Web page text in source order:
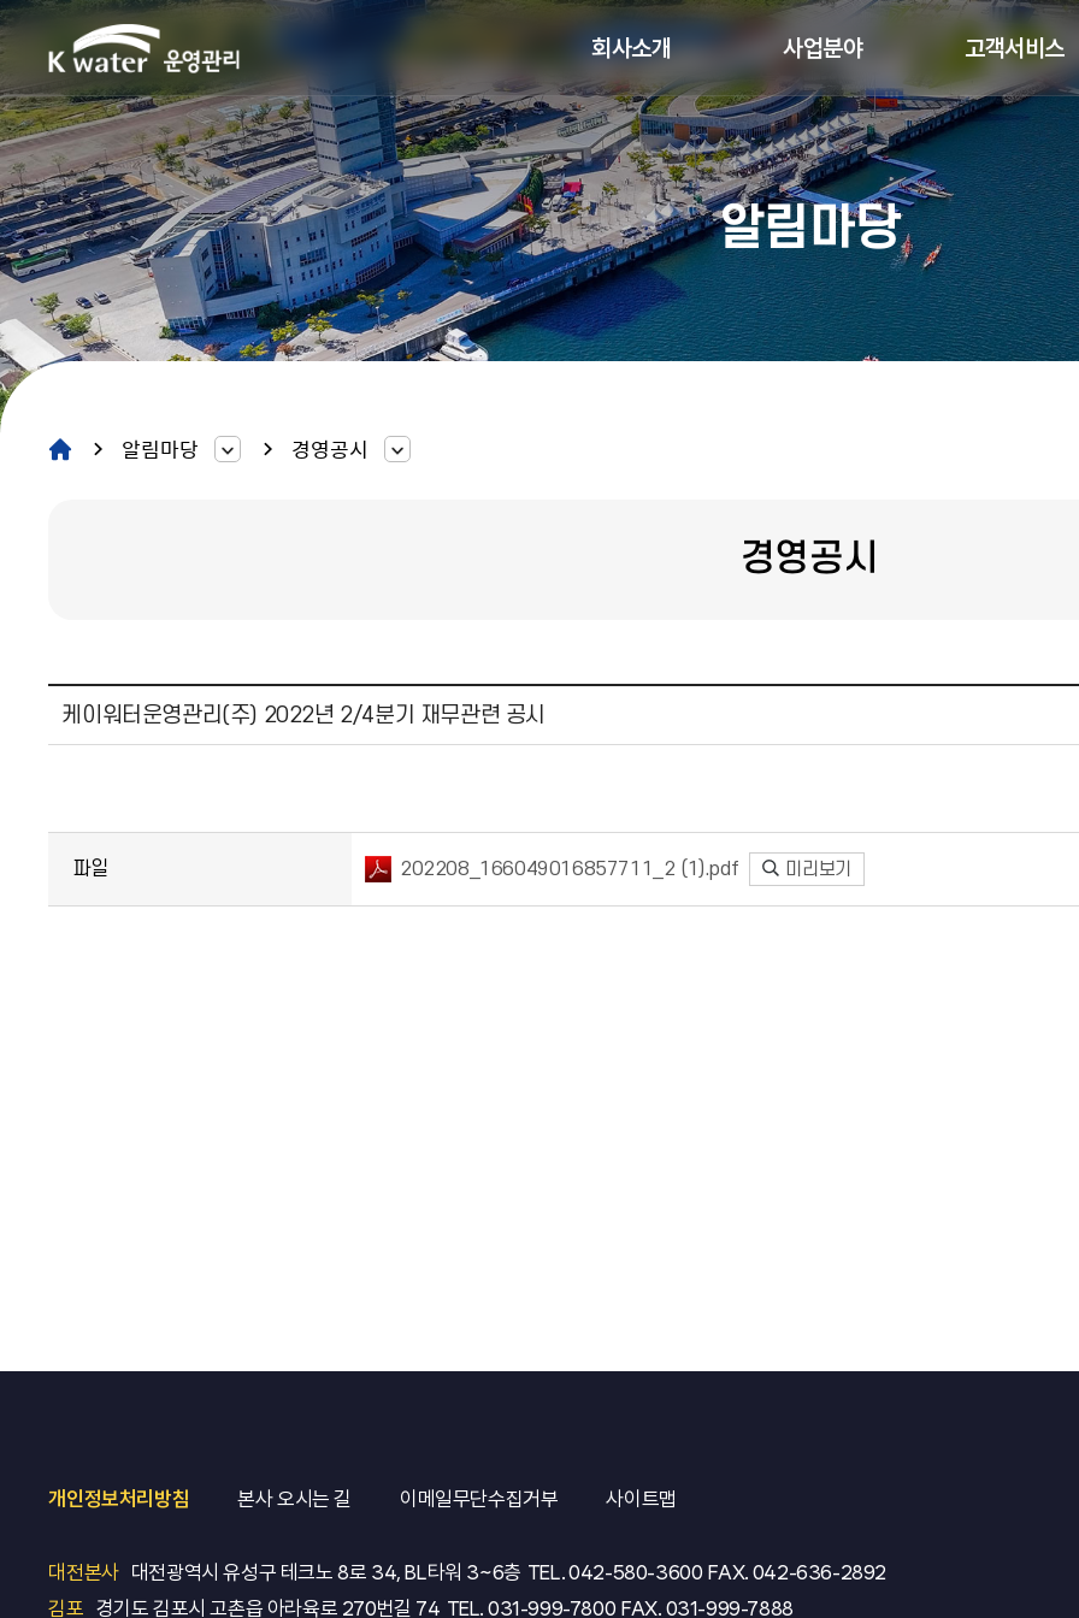
회사소개 사업분야 고객서비스
알림마당
알림마당 경영공시
경영공시
케이워터운영관리(주) 2022년 2/4분기 재무관련 공시
파일 202208_166049016857711_2 (1).pdf 미리보기
개인정보처리방침 본사 오시는 길 이메일무단수집거부 사이트맵
대전본사 대전광역시 유성구 테크노 8로 34, BL타워 3~6층 TEL.042-580-3600 FAX. 042-636-2892
김포 경기도 김포시 고촌읍 아라육로 270번길 74 TEL. 031-999-7800 FAX. 031-999-7888